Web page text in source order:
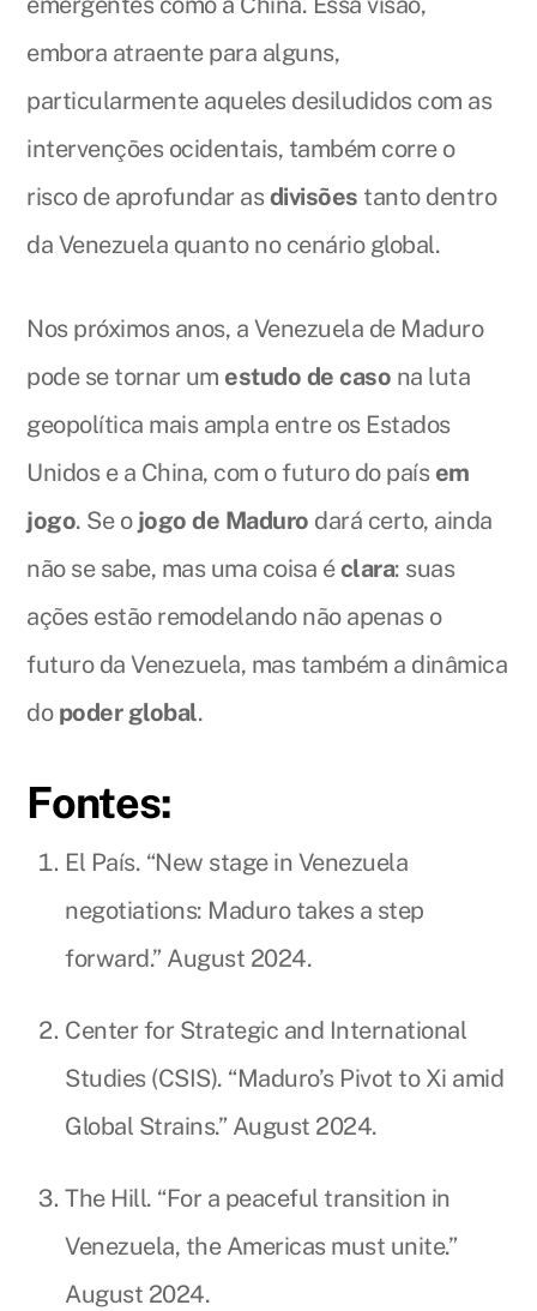
embora atraente para alguns,
particularmente aqueles desiludidos com as
intervenções ocidentais, também corre o
risco de aprofundar asdivisões tanto dentro
da Venezuela quanto no cenário global.
Nos próximos anos, a Venezuela de Maduro
pode se tornar um estudo de caso na luta
geopolítica mais ampla entre os Estados
Unidos e a China, com o futuro do país em
jogo. Se o jogo de Maduro dará certo, ainda
não se sabe, mas uma coisa éclara: suas
ações estão remodelando não apenas o
futuro da Venezuela, mas também a dinâmica
do poder global.
Fontes:
El País. “New stage in Venezuela
negotiations: Maduro takes a step
forward.” August 2024.
Center for Strategic and International
Studies (CSIS). “Maduro’s Pivot to Xi amid
Global Strains.” August 2024.
The Hill. “For a peaceful transition in
Venezuela, the Americas must unite.”
August 2024.